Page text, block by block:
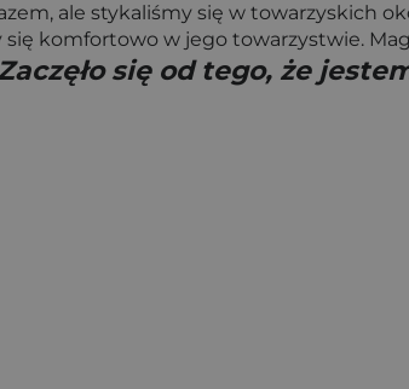
ale stykaliśmy się w towarzyskich
komfortowo w jego towarzystwie.
się od tego, że